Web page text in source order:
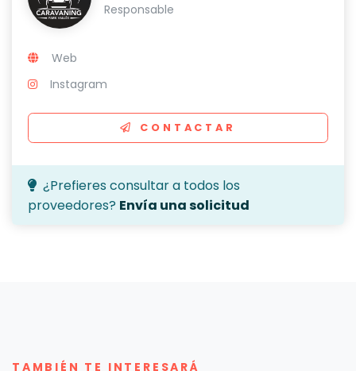
Responsable
Web
Instagram
CONTACTAR
¿Prefieres consultar a todos los
proveedores? Envía una solicitud
TAMBIÉN TE INTERESARÁ